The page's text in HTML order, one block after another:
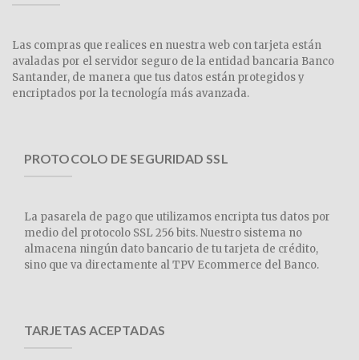
Las compras que realices en nuestra web con tarjeta están
avaladas por el servidor seguro de la entidad bancaria Banco
Santander, de manera que tus datos están protegidos y
encriptados por la tecnología más avanzada.
PROTOCOLO DE SEGURIDAD SSL
La pasarela de pago que utilizamos encripta tus datos por
medio del protocolo SSL 256 bits. Nuestro sistema no
almacena ningún dato bancario de tu tarjeta de crédito,
sino que va directamente al TPV Ecommerce del Banco.
TARJETAS ACEPTADAS